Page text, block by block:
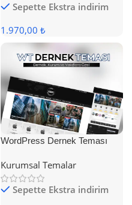
Sepette Ekstra indirim
1.970,00 ₺
WordPress Dernek Teması
Kurumsal Temalar
Sepette Ekstra indirim